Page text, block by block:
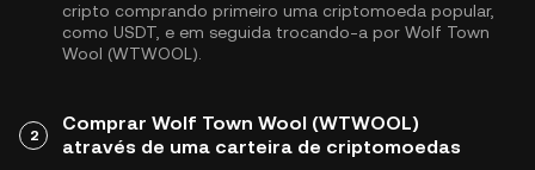
cripto comprando primeiro uma criptomoeda popular,
como USDT , e em seguida trocando-a por Wolf Town
Wool (WTWOOL).
2
Comprar Wolf Town Wool (WTWOOL)
através de uma carteira de criptomoedas